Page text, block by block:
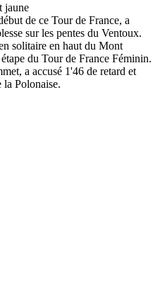
jaune
de ce Tour de France, a
sur les pentes du Ventoux.
solitaire en haut du Mont
du Tour de France Féminin.
a accusé 1'46 de retard et
Polonaise.